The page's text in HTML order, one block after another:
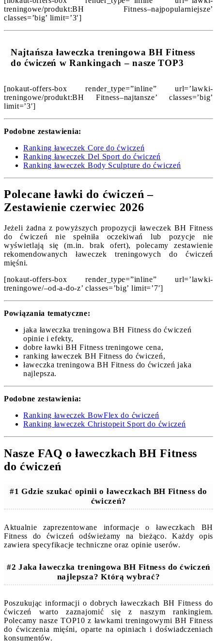
treningowe/produkt:BH Fitness–najpopularniejsze’
classes=’big’ limit=’3′]
Najtańsza ławeczka treningowa BH Fitness
do ćwiczeń w Rankingach – nasze TOP3
[nokaut-offers-box render_type=”inline” url=’lawki-
treningowe/produkt:BH Fitness–najtansze’ classes=’big’
limit=’3′]
Podobne zestawienia:
Ranking ławeczek Core do ćwiczeń
Ranking ławeczek Del Sport do ćwiczeń
Ranking ławeczek Body Sculpture do ćwiczeń
Polecane ławki do ćwiczeń –
Zestawienie czerwiec 2026
Jeżeli żadna z powyższych propozycji ławeczek BH Fitness
do ćwiczeń nie spełniła oczekiwań lub pozycje nie
wyświetlają się (m.in. brak ofert), polecamy zestawienie
rekomendowanych ławeczek treningowych do ćwiczeń
mięśni.
[nokaut-offers-box render_type=”inline” url=’lawki-
treningowe/–od-a-do-z’ classes=’big’ limit=’7′]
Powiązania tematyczne:
jaka ławeczka treningowa BH Fitness do ćwiczeń
opinie i efekty,
dobre ławki BH Fitness treningowe cena,
ranking ławeczek BH Fitness do ćwiczeń,
ławeczka treningowa BH Fitness do ćwiczeń jaka
najlepsza.
Podobne zestawienia:
Ranking ławeczek BowFlex do ćwiczeń
Ranking ławeczek Christopeit Sport do ćwiczeń
Nasze FAQ o ławeczkach BH Fitness
do ćwiczeń
#1 Gdzie szukać opinii o ławeczkach BH Fitness do
ćwiczeń?
Aktualnie zaprezentowane informacje o ławeczkach BH
Fitness do ćwiczeń odświeżamy na bieżąco. Każdy opis
zawiera specyfikacje techniczne oraz opinie userów.
#2 Jaka ławeczka treningowa BH Fitness do ćwiczeń
najlepsza? Którą wybrać?
Poszukując informacji o dobrych ławeczkach BH Fitness do
ćwiczeń warto zaznajomić się z naszym rankingiem.
Polecamy nasze TOP10 z ławkami treningowymi BH Fitness
do ćwiczenia mięśni, oparte na opiniach i doświadczeniach
konsumentów.